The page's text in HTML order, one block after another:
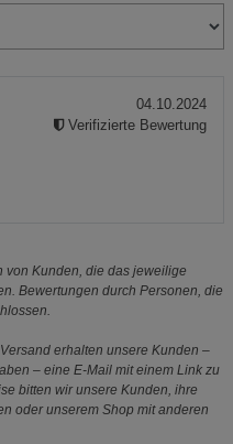
04.10.2024
Verifizierte Bewertung
von Kunden, die das jeweilige
Bewertungen durch Personen, die
erhalten unsere Kunden –
– eine E-Mail mit einem Link zu
bitten wir unsere Kunden, ihre
oder unserem Shop mit anderen